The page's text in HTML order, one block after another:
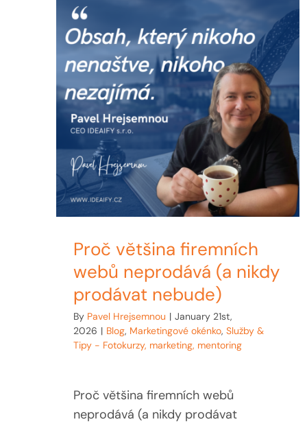
Proč většina firemních
webů neprodává (a nikdy
prodávat nebude)
By Pavel Hrejsemnou | January 21st,
2026 | Blog, Marketingové okénko,Služby &
Tipy - Fotokurzy, marketing, mentoring
Proč většina firemních webů
neprodává (a nikdy prodávat